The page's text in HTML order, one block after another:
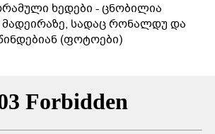
ხედები - ცნობილია
სადაც რონალდუ და
(ფოტოები)